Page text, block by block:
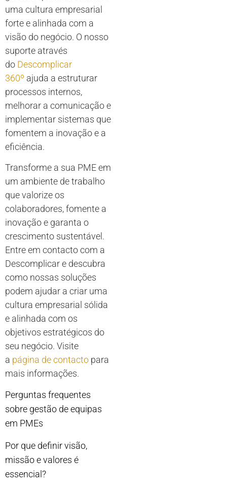
uma cultura empresarial
forte e alinhada com a
visão do negócio. O nosso
suporte através
do Descomplicar
360º ajuda a estruturar
processos internos,
melhorar a comunicação e
implementar sistemas que
fomentem a inovação e a
eficiência.
Transforme a sua PME em
um ambiente de trabalho
que valorize os
colaboradores, fomente a
inovação e garanta o
crescimento sustentável.
Entre em contacto com a
Descomplicar e descubra
como nossas soluções
podem ajudar a criar uma
cultura empresarial sólida
e alinhada com os
objetivos estratégicos do
seu negócio. Visite
a página de contacto para
mais informações.
Perguntas frequentes
sobre gestão de equipas
em PMEs
Por que definir visão,
missão e valores é
essencial?